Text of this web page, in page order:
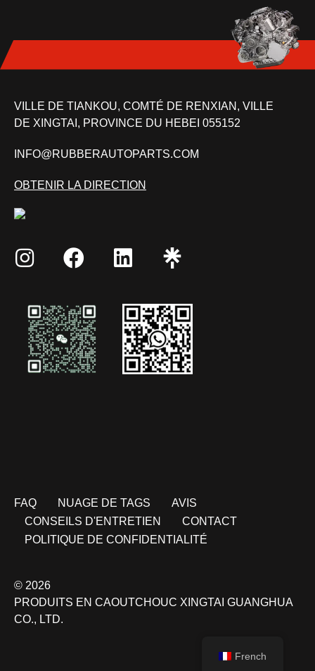
VILLE DE TIANKOU, COMTÉ DE RENXIAN, VILLE
DE XINGTAI, PROVINCE DU HEBEI 055152
INFO@RUBBERAUTOPARTS.COM
OBTENIR LA DIRECTION
FAQ NUAGE DE TAGS
AVIS
CONSEILS D'ENTRETIEN
CONTACT
POLITIQUE DE CONFIDENTIALITÉ
© 2026
PRODUITS EN CAOUTCHOUC XINGTAI GUANGHUA
CO., LTD.
French